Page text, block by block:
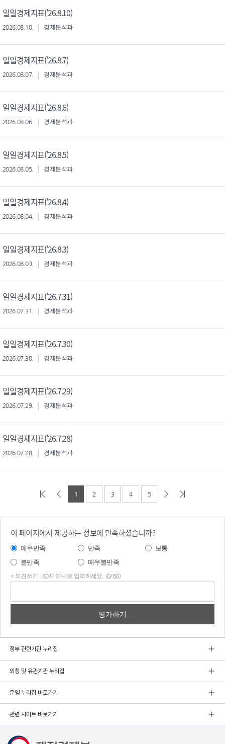
일일경제지표('26.8.10)
2026.08.10. 경제분석과
일일경제지표('26.8.7)
2026.08.07. 경제분석과
일일경제지표('26.8.6)
2026.08.06. 경제분석과
일일경제지표('26.8.5)
2026.08.05. 경제분석과
일일경제지표('26.8.4)
2026.08.04. 경제분석과
일일경제지표('26.8.3)
2026.08.03. 경제분석과
일일경제지표('26.7.31)
2026.07.31. 경제분석과
일일경제지표('26.7.30)
2026.07.30. 경제분석과
일일경제지표('26.7.29)
2026.07.29. 경제분석과
일일경제지표('26.7.28)
2026.07.28. 경제분석과
1 2 3 4 5
이 페이지에서 제공하는 정보에 만족하셨습니까?
매우만족 만족
보통
불만족
매우불만족
* 의견쓰기 : 60자 이내로 입력하세요. (0/60)
정부 관련기관 누리집
외청 및 유관기관 누리집
운영 누리집 바로가기
관련 사이트 바로가기